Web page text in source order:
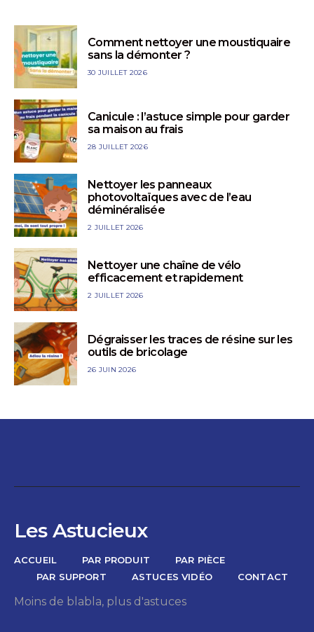
Comment nettoyer une moustiquaire
sans la démonter ?
30 JUILLET 2026
Canicule : l’astuce simple pour garder
sa maison au frais
28 JUILLET 2026
Nettoyer les panneaux
photovoltaïques avec de l’eau
déminéralisée
2 JUILLET 2026
Nettoyer une chaîne de vélo
efficacement et rapidement
2 JUILLET 2026
Dégraisser les traces de résine sur les
outils de bricolage
26 JUIN 2026
Les Astucieux
ACCUEIL PAR PRODUIT
PAR PIÈCE
PAR SUPPORT
ASTUCES VIDÉO CONTACT
Moins de blabla, plus d'astuces